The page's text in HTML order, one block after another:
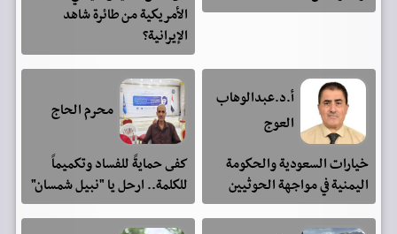
الأمريكية من طائرة شاهد
الإيرانية؟
أ.د.عبدالوهاب
العوج
خيارات السعودية والحكومة
اليمنية في مواجهة الحوثيين
محرم الحاج
كفى حمايةً للفساد وتكميماً
للكلمة.. ارحل يا "نبيل شمسان"